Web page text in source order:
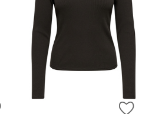
ZUR WUNSCHLISTE HINZUFÜGEN